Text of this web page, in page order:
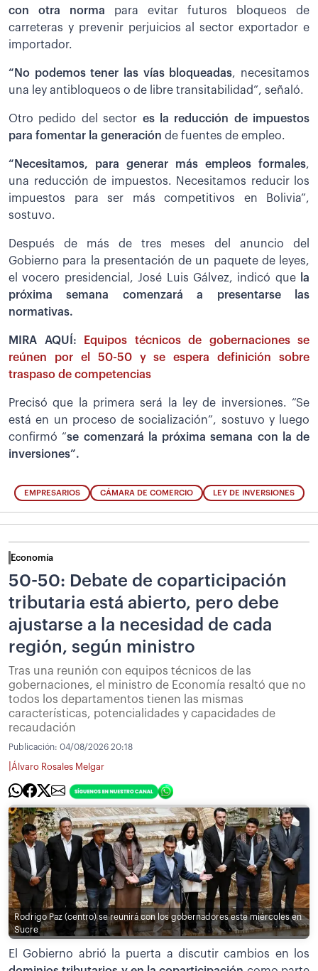
con otra norma para evitar futuros bloqueos de
carreteras y prevenir perjuicios al sector exportador e
importador.
“No podemos tener las vías bloqueadas, necesitamos
una ley antibloqueos o de libre transitabilidad”, señaló.
Otro pedido del sector es la reducción de impuestos
para fomentar la generación de fuentes de empleo.
“Necesitamos, para generar más empleos formales,
una reducción de impuestos. Necesitamos reducir los
impuestos para ser más competitivos en Bolivia”,
sostuvo.
Después de más de tres meses del anuncio del
Gobierno para la presentación de un paquete de leyes,
el vocero presidencial, José Luis Gálvez, indicó quela
próxima semana comenzará a presentarse las
normativas.
MIRA AQUÍ:
Equipos técnicos de gobernaciones se
reúnen por el 50-50 y se espera definición sobre
traspaso de competencias
Precisó que la primera será la ley de inversiones. “Se
está en un proceso de socialización”, sostuvo y luego
confirmó “se comenzará la próxima semana con la de
inversiones”.
EMPRESARIOS CÁMARA DE COMERCIO LEY DE INVERSIONES
Economía
50-50: Debate de coparticipación
tributaria está abierto, pero debe
ajustarse a la necesidad de cada
región, según ministro
Tras una reunión con equipos técnicos de las
gobernaciones, el ministro de Economía resaltó que no
todos los departamentos tienen las mismas
características, potencialidades y capacidades de
recaudación
Publicación: 04/08/2026 20:18
Álvaro Rosales Melgar
Rodrigo Paz (centro) se reunirá con los gobernadores este miércoles en
Sucre
El Gobierno abrió la puerta a discutir cambios en los